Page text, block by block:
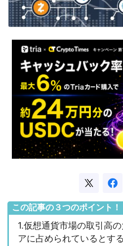
この記事の３つのポイント！
1.仮想通貨市場の取引高
アに占められているとす